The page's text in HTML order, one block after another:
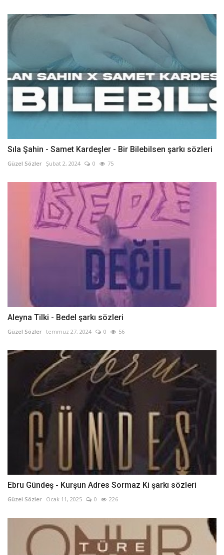
Sıla Şahin - Samet Kardeşler - Bir Bilebilsen şarkı sözleri
Güzel Sözler Şubat 2, 2024 0 75
Aleyna Tilki - Bedel şarkı sözleri
Güzel Sözler temmuz 27, 2024 0 56
Ebru Gündeş - Kurşun Adres Sormaz Ki şarkı sözleri
Güzel Sözler Ocak 11, 2025 0 226